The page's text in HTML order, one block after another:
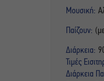
Μουσική:
Παίζουν:
Διάρκεια:
Τιμές
Διάρκεια